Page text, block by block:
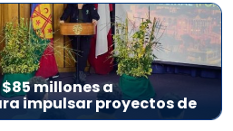
millones a
impulsar proyectos de